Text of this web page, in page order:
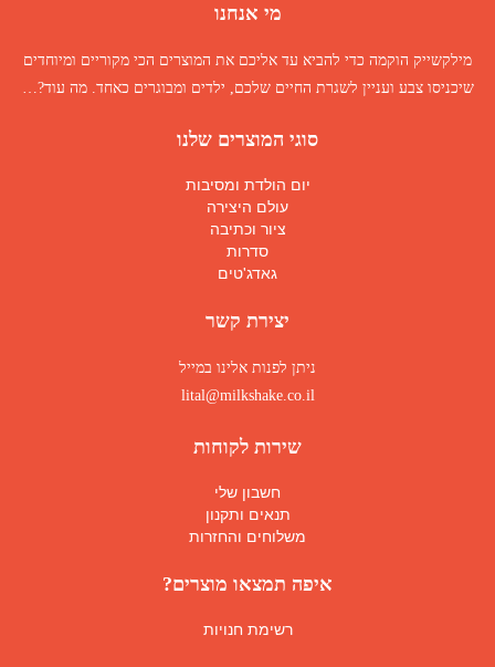
מי אנחנו
מילקשייק הוקמה כדי להביא עד אליכם את המוצרים הכי מקוריים ומיוחדים
שיכניסו צבע ועניין לשגרת החיים שלכם, ילדים ומבוגרים כאחד.מה עוד?…
סוגי המוצרים שלנו
יום הולדת ומסיבות
עולם היצירה
ציור וכתיבה
סדרות
גאדג'טים
יצירת קשר
ניתן לפנות אלינו במייל
lital@milkshake.co.il
שירות לקוחות
חשבון שלי
תנאים ותקנון
משלוחים והחזרות
איפה תמצאו מוצרים?
רשימת חנויות